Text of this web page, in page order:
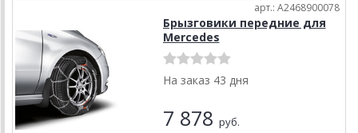
арт.: A2468900078
Брызговики передние для
Mercedes
На заказ 43 дня
7 878 руб.